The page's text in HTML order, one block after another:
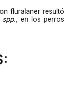
fluralaner resultó
spp., en los perros